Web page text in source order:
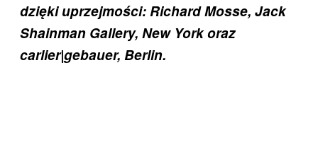
dzięki uprzejmości: Richard Mosse, Jack
Shainman Gallery, New York oraz
carlier|gebauer, Berlin.